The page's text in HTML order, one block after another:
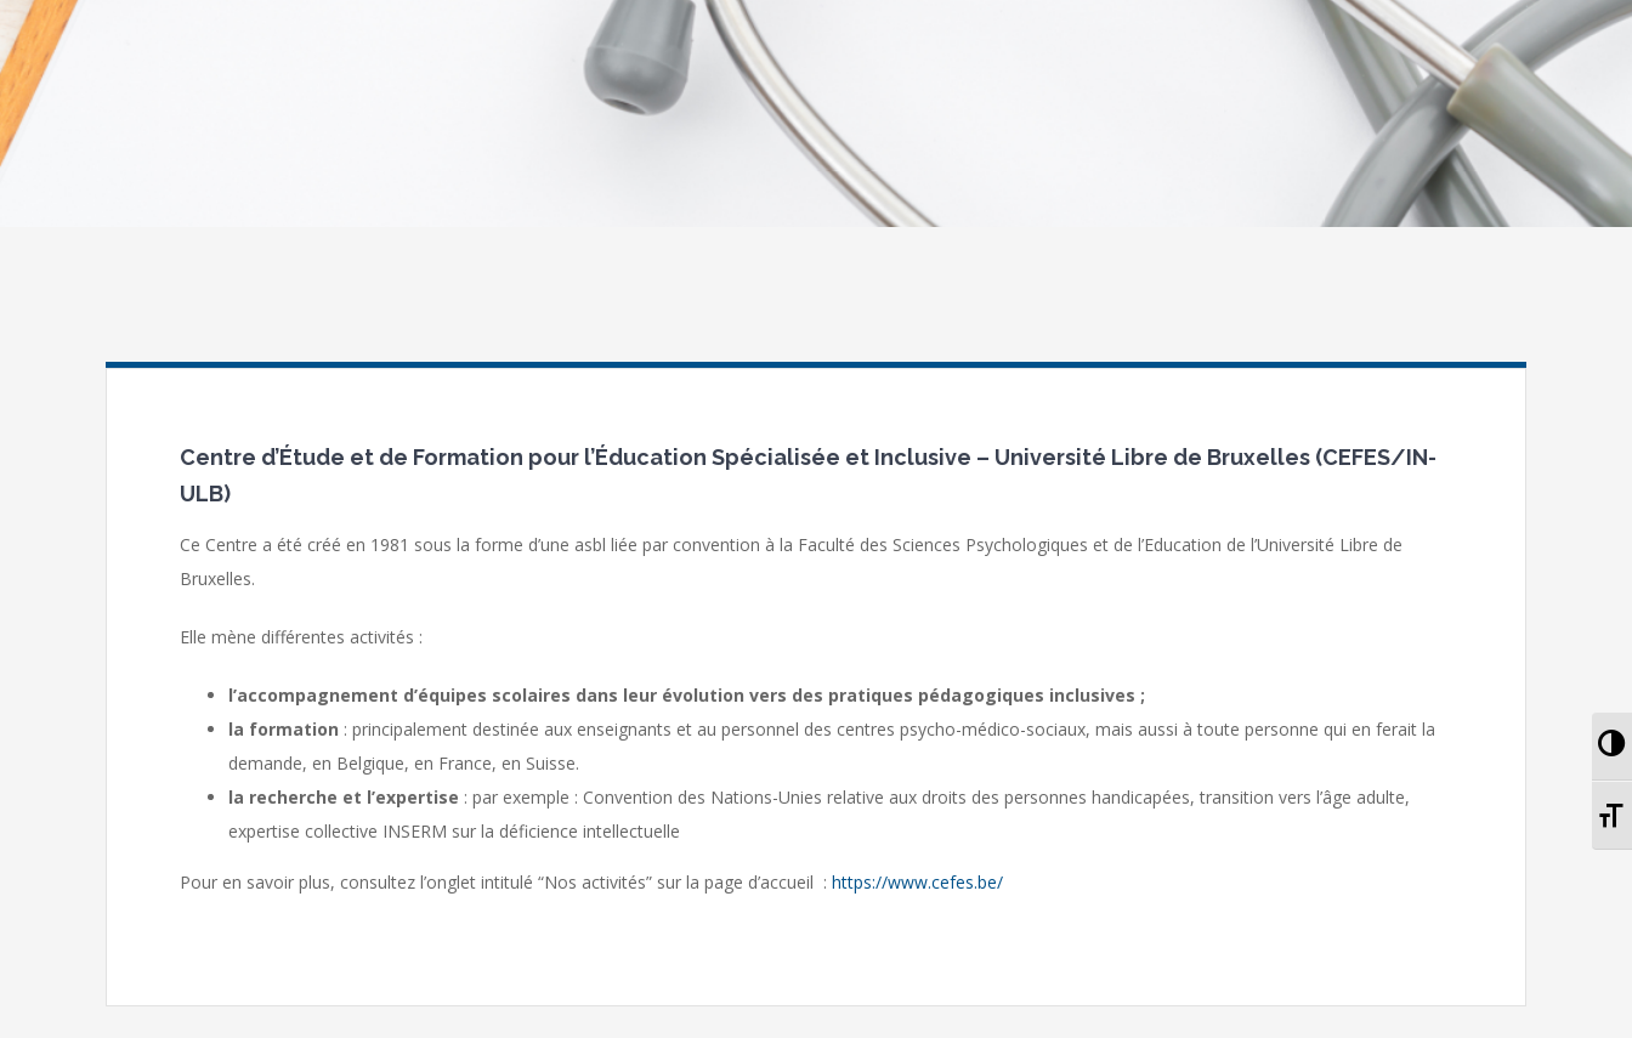
Centre d’Étude et de Formation pour l’Éducation Spécialisée et Inclusive – Université Libre de Bruxelles (CEFES/IN-
ULB)
Ce Centre a été créé en 1981 sous la forme d’une asbl liée par convention à la Faculté des Sciences Psychologiques et de l’Education de l’Université Libre de
Bruxelles.
Elle mène différentes activités :
l’accompagnement d’équipes scolaires dans leur évolution vers des pratiques pédagogiques inclusives ;
la formation : principalement destinée aux enseignants et au personnel des centres psycho-médico-sociaux, mais aussi à toute personne qui en ferait la
demande, en Belgique, en France, en Suisse.
la recherche et l’expertise : par exemple : Convention des Nations-Unies relative aux droits des personnes handicapées, transition vers l’âge adulte,
expertise collective INSERM sur la déficience intellectuelle
Pour en savoir plus, consultez l’onglet intitulé “Nos activités” sur la page d’accueil : https://www.cefes.be/